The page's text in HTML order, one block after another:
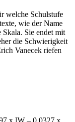
welche Schulstufe
wie der Name
Sie endet mit
die Schwierigkeit
Vanecek riefen
x IW – 0,0327 x